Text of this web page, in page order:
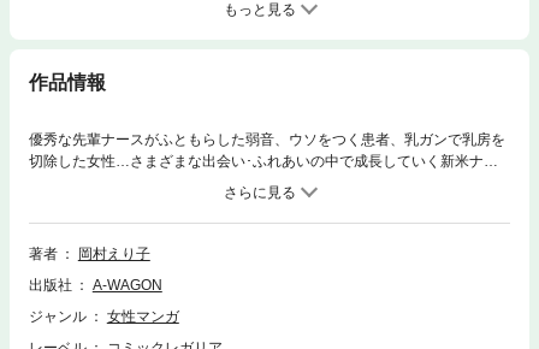
もっと見る
作品情報
優秀な先輩ナースがふともらした弱音、ウソをつく患者、乳ガンで乳房を
切除した女性…さまざまな出会い･ふれあいの中で成長していく新米ナー
ス･日野原佑紀の奮闘ぶりを描いた感動のシリーズ第3弾!
著者
岡村えり子
出版社
A-WAGON
ジャンル
女性マンガ